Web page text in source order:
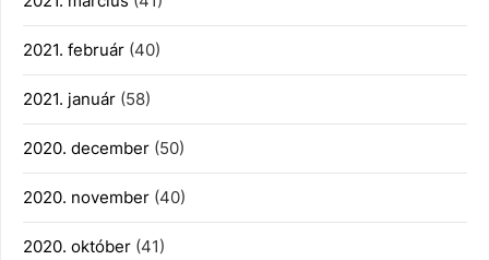
2021. február (40)
2021. január (58)
2020. december (50)
2020. november (40)
2020. október (41)